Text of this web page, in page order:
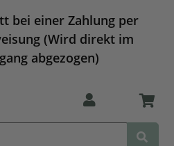
bei einer Zahlung per
(Wird direkt im
abgezogen)